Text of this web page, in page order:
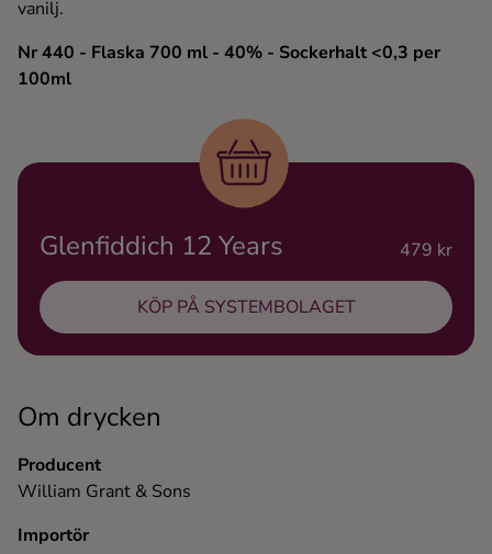
Whisky
vanilj.
Nr 440 - Flaska 700 ml - 40% - Sockerhalt <0,3 per
100ml
Om drycken
Producent
William Grant & Sons
Importör
Glenfiddich 12 Years 479 kr
KÖP PÅ SYSTEMBOLAGET